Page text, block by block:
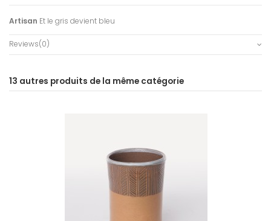
Artisan Et le gris devient bleu
Reviews(0)
13 autres produits de la même catégorie